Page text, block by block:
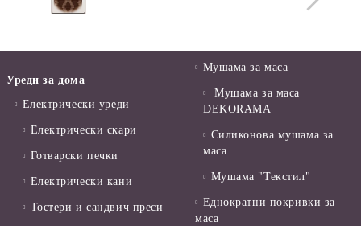
Уреди за дома
Електрически уреди
Електрически скари
Готварски печки
Електрически кани
Тостери и сандвич преси
Мушама за маса
Мушама за маса
DEKORAMA
Силиконова мушама за
маса
Мушама "Текстил"
Еднократни покривки за
маса